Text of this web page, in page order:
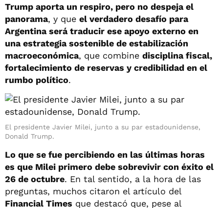
Trump aporta un respiro, pero no despeja el
panorama, y que el verdadero desafío para
Argentina será traducir ese apoyo externo en
una estrategia sostenible de estabilización
macroeconómica, que combine disciplina fiscal,
fortalecimiento de reservas y credibilidad en el
rumbo político.
El presidente Javier Milei, junto a su par estadounidense,
Donald Trump.
Lo que se fue percibiendo en las últimas horas
es que Milei primero debe sobrevivir con éxito el
26 de octubre. En tal sentido, a la hora de las
preguntas, muchos citaron el artículo del
Financial Times que destacó que, pese al